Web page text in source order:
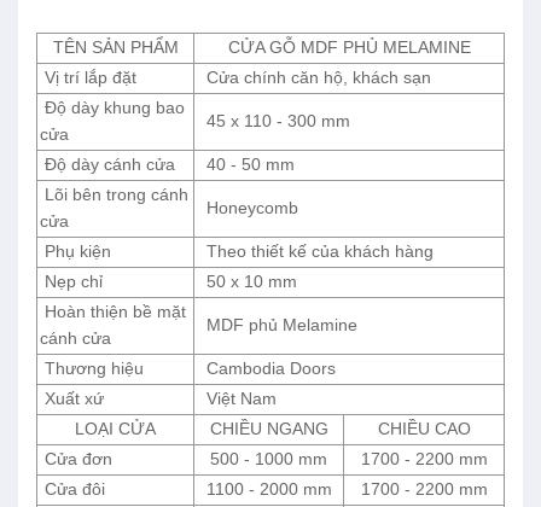
TÊN SẢN PHẨM
CỬA GỖ MDF PHỦ MELAMINE
Vị trí lắp đặt
Cửa chính căn hộ, khách sạn
Độ dày khung bao
cửa
45 x 110 - 300 mm
Độ dày cánh cửa
40 - 50 mm
Lõi bên trong cánh
cửa
Honeycomb
Phụ kiện
Theo thiết kế của khách hàng
Nẹp chỉ
50 x 10 mm
Hoàn thiện bề mặt
cánh cửa
MDF phủ Melamine
Thương hiệu
Cambodia Doors
Xuất xứ
Việt Nam
LOẠI CỬA
CHIỀU NGANG
CHIỀU CAO
Cửa đơn
500 - 1000 mm
1700 - 2200 mm
Cửa đôi
1100 - 2000 mm
1700 - 2200 mm